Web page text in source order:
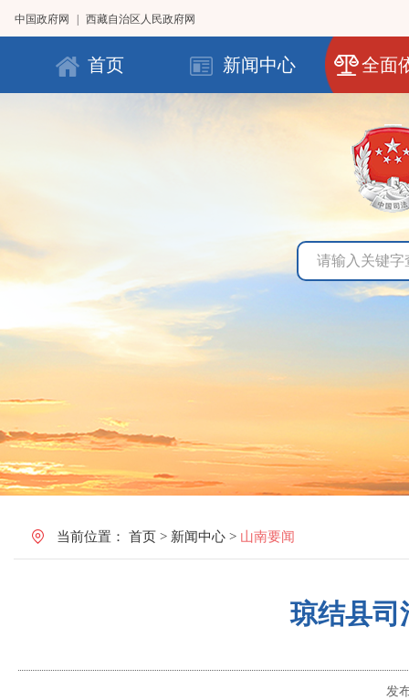
中国政府网 西藏自治区人民政府网
首页 新闻中心 全面
当前位置： 首页 > 新闻中心 > 山南要闻
琼结县司
发